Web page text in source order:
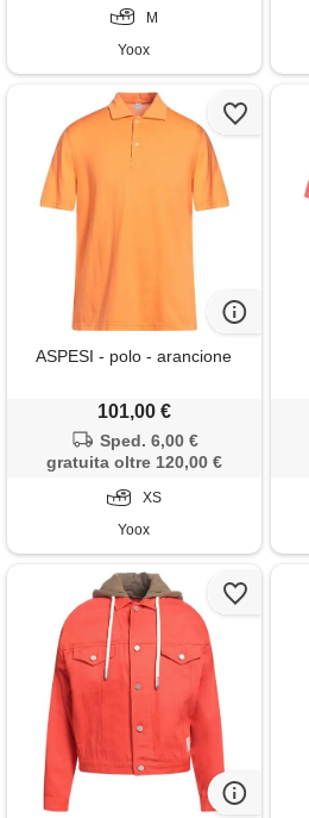
M
Yoox
ASPESI - polo - arancione
101,00 €
Sped. 6,00 €
gratuita oltre 120,00 €
XS
Yoox